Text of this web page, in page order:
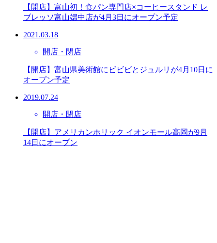
【開店】富山初！食パン専門店×コーヒースタンド レ
ブレッソ富山婦中店が4月3日にオープン予定
2021.03.18
開店・閉店
【開店】富山県美術館にビビビとジュルリが4月10日に
オープン予定
2019.07.24
開店・閉店
【開店】アメリカンホリック イオンモール高岡が9月
14日にオープン